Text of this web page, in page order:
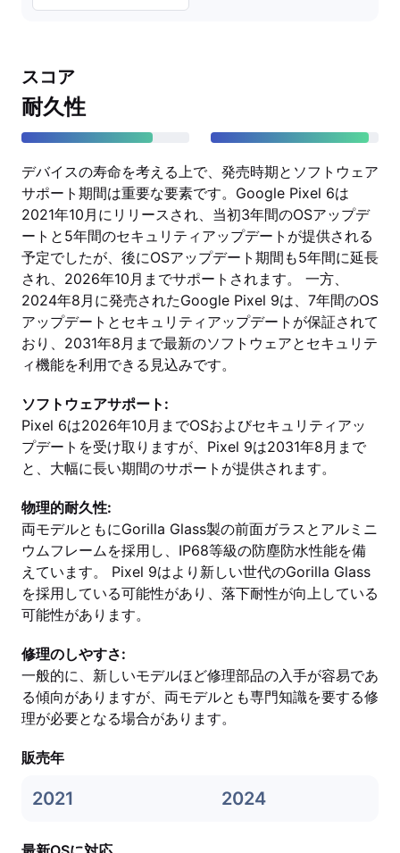
スコア
耐久性
デバイスの寿命を考える上で、発売時期とソフトウェア
サポート期間は重要な要素です。Google Pixel 6は
2021年10月にリリースされ、当初3年間のOSアップデ
ートと5年間のセキュリティアップデートが提供される
予定でしたが、後にOSアップデート期間も5年間に延長
され、2026年10月までサポートされます。 一方、
2024年8月に発売されたGoogle Pixel 9は、7年間のOS
アップデートとセキュリティアップデートが保証されて
おり、2031年8月まで最新のソフトウェアとセキュリテ
ィ機能を利用できる見込みです。
ソフトウェアサポート:
Pixel 6は2026年10月までOSおよびセキュリティアッ
プデートを受け取りますが、Pixel 9は2031年8月まで
と、大幅に長い期間のサポートが提供されます。
物理的耐久性:
両モデルともにGorilla Glass製の前面ガラスとアルミニ
ウムフレームを採用し、IP68等級の防塵防水性能を備
えています。 Pixel 9はより新しい世代のGorilla Glass
を採用している可能性があり、落下耐性が向上している
可能性があります。
修理のしやすさ:
一般的に、新しいモデルほど修理部品の入手が容易であ
る傾向がありますが、両モデルとも専門知識を要する修
理が必要となる場合があります。
販売年
2021 2024